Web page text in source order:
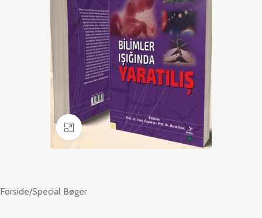
Klik for at forstørre
Forside/Special Bøger